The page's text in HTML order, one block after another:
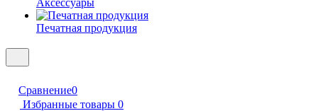
Аксессуары
Печатная продукция
Сравнение0
Избранные товары 0